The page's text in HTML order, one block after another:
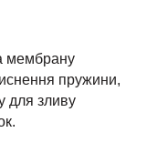
мембрану
пружини,
для зливу